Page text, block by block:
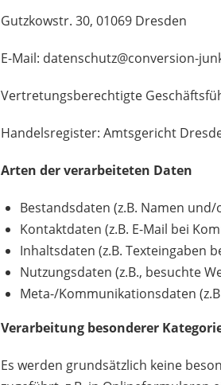
Gutzkowstr. 30, 01069 Dresden
E-Mail: datenschutz@conversion-
Vertretungsberechtigte
Handelsregister: Amtsgericht
Arten der verarbeiteten Daten
Bestandsdaten (z.B. Namen
Kontaktdaten (z.B. E-Mail bei
Inhaltsdaten (z.B. Texteingaben
Nutzungsdaten (z.B., besuchte
Meta-/Kommunikationsdaten
Verarbeitung besonderer
Es werden grundsätzlich keine